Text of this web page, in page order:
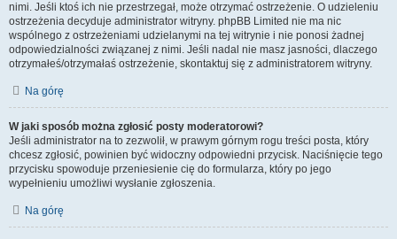
nimi. Jeśli ktoś ich nie przestrzegał, może otrzymać ostrzeżenie. O udzieleniu
ostrzeżenia decyduje administrator witryny. phpBB Limited nie ma nic
wspólnego z ostrzeżeniami udzielanymi na tej witrynie i nie ponosi żadnej
odpowiedzialności związanej z nimi. Jeśli nadal nie masz jasności, dlaczego
otrzymałeś/otrzymałaś ostrzeżenie, skontaktuj się z administratorem witryny.
Na górę
W jaki sposób można zgłosić posty moderatorowi?
Jeśli administrator na to zezwolił, w prawym górnym rogu treści posta, który
chcesz zgłosić, powinien być widoczny odpowiedni przycisk. Naciśnięcie tego
przycisku spowoduje przeniesienie cię do formularza, który po jego
wypełnieniu umożliwi wysłanie zgłoszenia.
Na górę